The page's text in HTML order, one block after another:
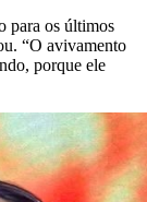
para os últimos
“O avivamento
porque ele